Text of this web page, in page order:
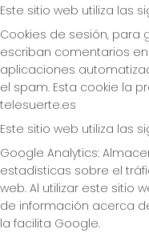
Este sitio web utiliza las
Cookies de sesión, para
escriban comentarios
aplicaciones
el spam. Esta cookie la
telesuerte.es
Este sitio web utiliza las
Google Analytics:
estadísticas sobre el
web. Al utilizar este sitio
de información acerca
la facilita Google.